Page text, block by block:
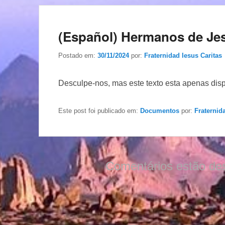
(Español) Hermanos de
Postado em: 30/11/2024 por: Fraternidad Iesus Caritas
Desculpe-nos, mas este texto esta apenas
Este post foi publicado em: Documentos por:
Comentários estão